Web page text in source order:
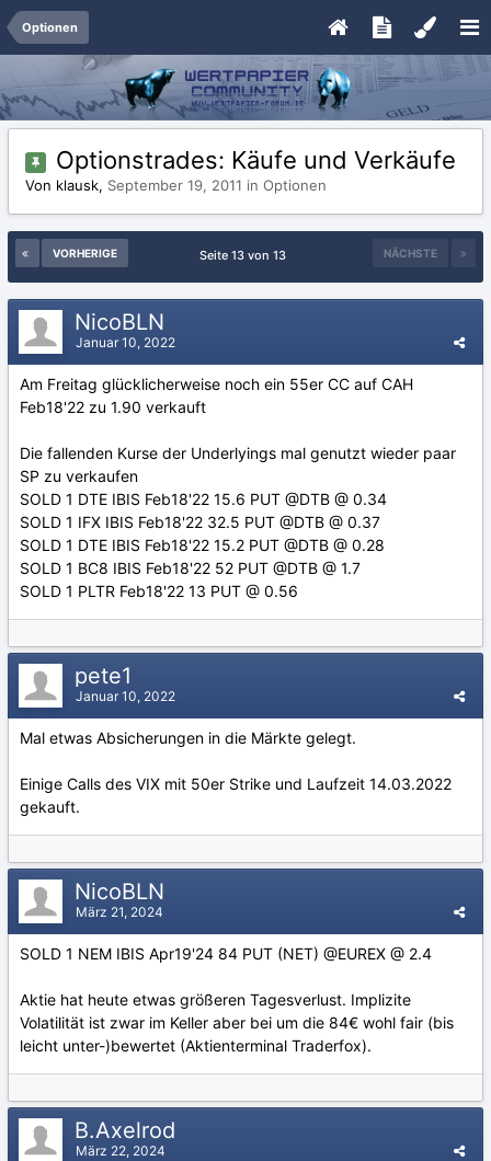
Optionen
Optionstrades: Käufe und Verkäufe
Von klausk, September 19, 2011 in Optionen
VORHERIGE NÄCHSTE
Seite 13 von 13
NicoBLN
Januar 10, 2022
Am Freitag glücklicherweise noch ein 55er CC auf CAH
Feb18'22 zu 1.90 verkauft
Die fallenden Kurse der Underlyings mal genutzt wieder paar
SP zu verkaufen
SOLD 1 DTE IBIS Feb18'22 15.6 PUT @DTB @ 0.34
SOLD 1 IFX IBIS Feb18'22 32.5 PUT @DTB @ 0.37
SOLD 1 DTE IBIS Feb18'22 15.2 PUT @DTB @ 0.28
SOLD 1 BC8 IBIS Feb18'22 52 PUT @DTB @ 1.7
SOLD 1 PLTR Feb18'22 13 PUT @ 0.56
pete1
Januar 10, 2022
Mal etwas Absicherungen in die Märkte gelegt.
Einige Calls des VIX mit 50er Strike und Laufzeit 14.03.2022
gekauft.
NicoBLN
März 21, 2024
SOLD 1 NEM IBIS Apr19'24 84 PUT (NET) @EUREX @ 2.4
Aktie hat heute etwas größeren Tagesverlust. Implizite
Volatilität ist zwar im Keller aber bei um die 84€ wohl fair (bis
leicht unter-)bewertet (Aktienterminal Traderfox).
B.Axelrod
März 22, 2024